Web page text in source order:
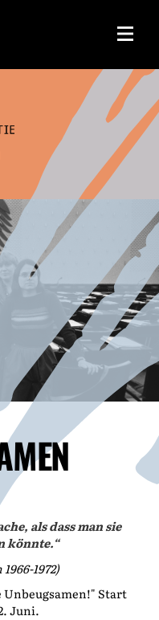
als dass man sie
könnte.“
1972)
Start
Juni.